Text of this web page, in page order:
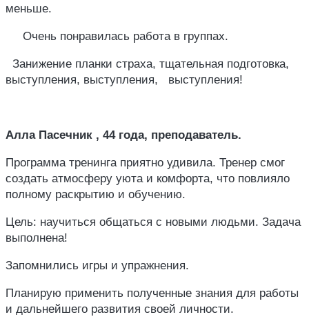
меньше.
Очень понравилась работа в группах.
Занижение планки страха, тщательная подготовка,
выступления, выступления, выступления!
Алла Пасечник , 44 года, преподаватель.
Программа тренинга приятно удивила. Тренер смог
создать атмосферу уюта и комфорта, что повлияло
полному раскрытию и обучению.
Цель: научиться общаться с новыми людьми. Задача
выполнена!
Запомнились игры и упражнения.
Планирую применить полученные знания для работы
и дальнейшего развития своей личности.